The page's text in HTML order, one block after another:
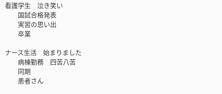
看護学生 泣き笑い
国試合格発表
実習の思い出
卒業
ナース生活 始まりました
病棟勤務 四苦八苦
同期
患者さん